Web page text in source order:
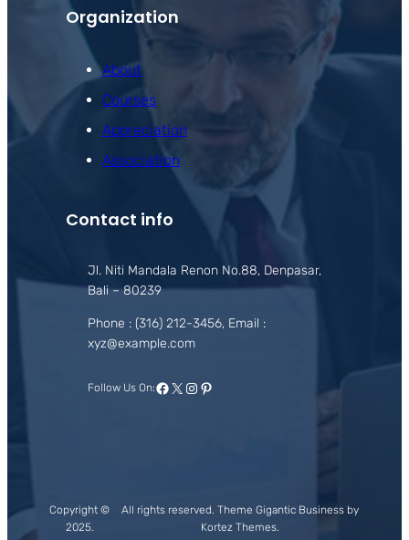
Organization
About
Courses
Appreciation
Association
Contact info
Jl. Niti Mandala Renon No.88, Denpasar,
Bali – 80239
Phone : (316) 212-3456, Email :
xyz@example.com
Follow Us On:Facebook
X Instagram
Pinterest
Copyright ©
2025.
All rights reserved. Theme Gigantic Business by
Kortez Themes.